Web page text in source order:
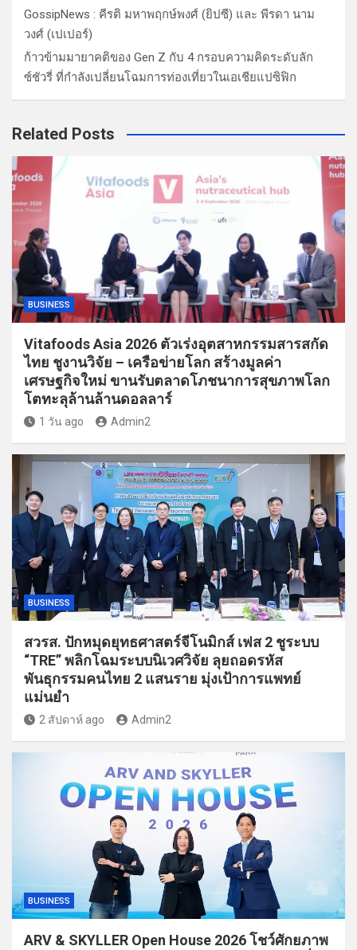
GossipNews : คีรติ มหาพฤกษ์พงศ์ (ยิปซี) และ พีรดา นาม
วงศ์ (เปเปอร์)
ก้าวข้ามมายาคติของ Gen Z กับ 4 กรอบความคิดระดับลัก
ซ์ชัวรี่ ที่กำลังเปลี่ยนโฉมการท่องเที่ยวในเอเชียแปซิฟิก
Related Posts
BUSINESS
Vitafoods Asia 2026 ตัวเร่งอุตสาหกรรมสารสกัด
ไทย ชูงานวิจัย – เครือข่ายโลก สร้างมูลค่า
เศรษฐกิจใหม่ ขานรับตลาดโภชนาการสุขภาพโลก
โตทะลุล้านล้านดอลลาร์
1 วัน ago Admin2
BUSINESS
สวรส. ปักหมุดยุทธศาสตร์จีโนมิกส์ เฟส 2 ชูระบบ
“TRE” พลิกโฉมระบบนิเวศวิจัย ลุยถอดรหัส
พันธุกรรมคนไทย 2 แสนราย มุ่งเป้าการแพทย์
แม่นยำ
2 สัปดาห์ ago Admin2
BUSINESS
ARV & SKYLLER Open House 2026 โชว์ศักยภาพ